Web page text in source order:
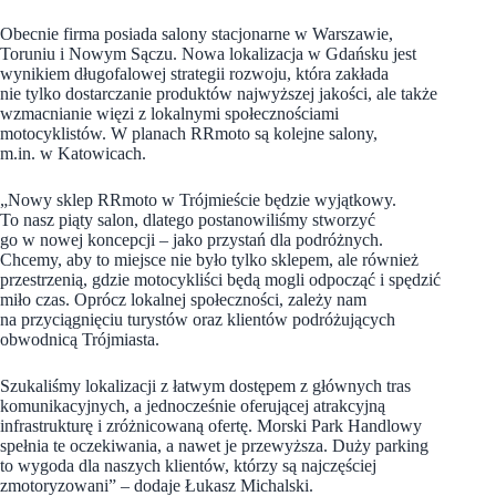
Obecnie firma posiada salony stacjonarne w Warszawie,
Toruniu i Nowym Sączu. Nowa lokalizacja w Gdańsku jest
wynikiem długofalowej strategii rozwoju, która zakłada
nie tylko dostarczanie produktów najwyższej jakości, ale także
wzmacnianie więzi z lokalnymi społecznościami
motocyklistów. W planach RRmoto są kolejne salony,
m.in. w Katowicach.
„Nowy sklep RRmoto w Trójmieście będzie wyjątkowy.
To nasz piąty salon, dlatego postanowiliśmy stworzyć
go w nowej koncepcji – jako przystań dla podróżnych.
Chcemy, aby to miejsce nie było tylko sklepem, ale również
przestrzenią, gdzie motocykliści będą mogli odpocząć i spędzić
miło czas. Oprócz lokalnej społeczności, zależy nam
na przyciągnięciu turystów oraz klientów podróżujących
obwodnicą Trójmiasta.
Szukaliśmy lokalizacji z łatwym dostępem z głównych tras
komunikacyjnych, a jednocześnie oferującej atrakcyjną
infrastrukturę i zróżnicowaną ofertę. Morski Park Handlowy
spełnia te oczekiwania, a nawet je przewyższa. Duży parking
to wygoda dla naszych klientów, którzy są najczęściej
zmotoryzowani” – dodaje Łukasz Michalski.